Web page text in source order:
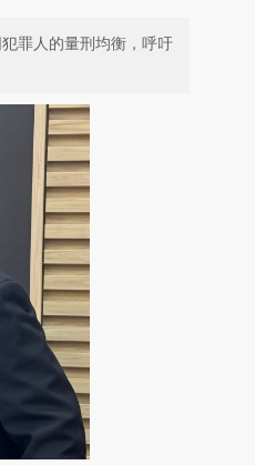
罪人的量刑均衡，呼吁